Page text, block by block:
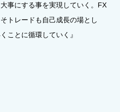
事にする事を実現していく。FX
トレードも自己成長の場とし
ことに循環していく』